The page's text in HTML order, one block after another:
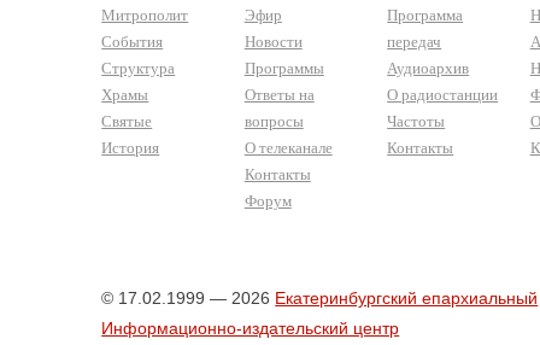
Митрополит
События
Структура
Храмы
Святые
История
Эфир
Новости
Программы
Ответы на
вопросы
О телеканале
Контакты
Форум
Программа
передач
Аудиоархив
О радиостанции
Частоты
Контакты
© 17.02.1999 — 2026 Екатеринбургский епархиальный
Информационно-издательский центр